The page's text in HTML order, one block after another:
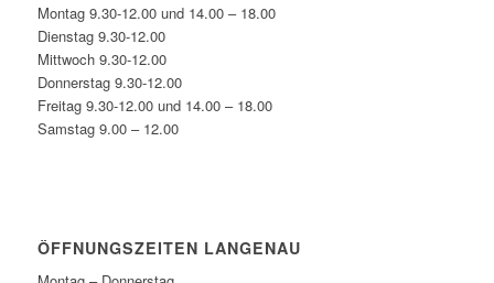
Montag 9.30-12.00 und 14.00 – 18.00
Dienstag 9.30-12.00
Mittwoch 9.30-12.00
Donnerstag 9.30-12.00
Freitag 9.30-12.00 und 14.00 – 18.00
Samstag 9.00 – 12.00
ÖFFNUNGSZEITEN LANGENAU